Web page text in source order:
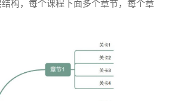
构，每个课程下面多个章节，每个章